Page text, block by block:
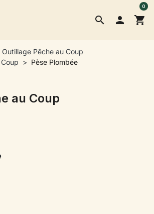
search  shopping_cart
0
Outillage Pêche au Coup
Pèse Plombée
au Coup